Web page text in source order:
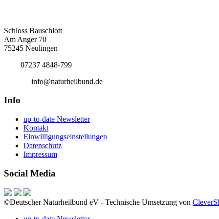
Schloss Bauschlott
Am Anger 70
75245 Neulingen
07237 4848-799
info@naturheilbund.de
Info
up-to-date Newsletter
Kontakt
Einwilligungseinstellungen
Datenschutz
Impressum
Social Media
©Deutscher Naturheilbund eV - Technische Umsetzung von